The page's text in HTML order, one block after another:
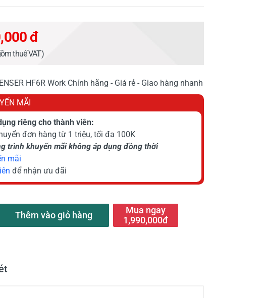
đ
thuế VAT)
HF6R Work Chính hãng - Giá rẻ - Giao hàng nhanh
MÃI
riêng cho thành viên:
đơn hàng từ 1 triệu, tối đa 100K
trình khuyến mãi không áp dụng đồng thời
mãi
để nhận ưu đãi
Thêm vào giỏ hàng
Mua ngay
1,990,000đ